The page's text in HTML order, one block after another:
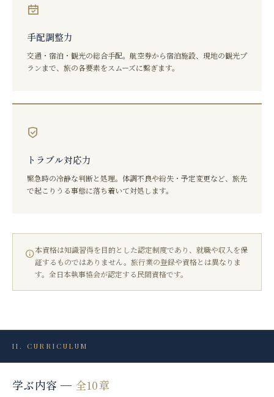
手配調整力
交通・宿泊・観光の総合手配。航空券から宿泊施設、現地の観光プ
ランまで、旅の各要素をスムーズに繋ぎます。
トラブル対応力
緊急時の冷静な判断と処理。体調不良や紛失・予定変更など、旅先
で起こりうる事態に落ち着いて対処します。
本資格は知識習得を目的とした認定制度であり、就職や収入を保
証するものではありません。旅行業の登録や資格とは異なりま
す。全日本執事協会が認定する民間資格です。
II. CURRICULUM
学ぶ内容 — 全10章